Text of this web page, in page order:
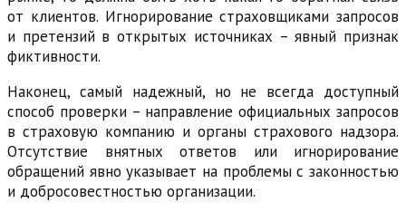
от клиентов. Игнорирование страховщиками запросов
и претензий в открытых источниках – явный признак
фиктивности.
Наконец, самый надежный, но не всегда доступный
способ проверки – направление официальных запросов
в страховую компанию и органы страхового надзора.
Отсутствие внятных ответов или игнорирование
обращений явно указывает на проблемы с законностью
и добросовестностью организации.